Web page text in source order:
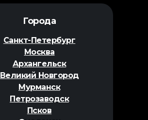
Города
Санкт-Петербург
Москва
Архангельск
Великий Новгород
Мурманск
Петрозаводск
Псков